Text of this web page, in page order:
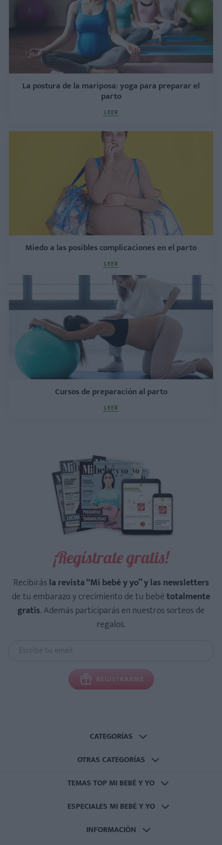
La postura de la mariposa: yoga para preparar el
parto
LEER
Miedo a las posibles complicaciones en el parto
LEER
Cursos de preparación al parto
LEER
¡Regístrate gratis!
Recibirásla revista “Mi bebé y yo” y las newsletters
de tu embarazo y crecimiento de tu bebétotalmente
gratis. Además participarás en nuestros sorteos de
regalos.
REGISTRARME
CATEGORÍAS
OTRAS CATEGORÍAS
TEMAS TOP MI BEBÉ Y YO
ESPECIALES MI BEBÉ Y YO
INFORMACIÓN